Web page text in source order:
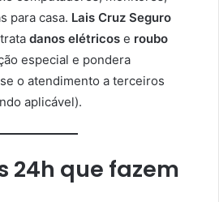
para casa. Lais Cruz Seguro
trata danos elétricos e roubo
especial e pondera
se o atendimento a terceiros
aplicável).
24h que fazem